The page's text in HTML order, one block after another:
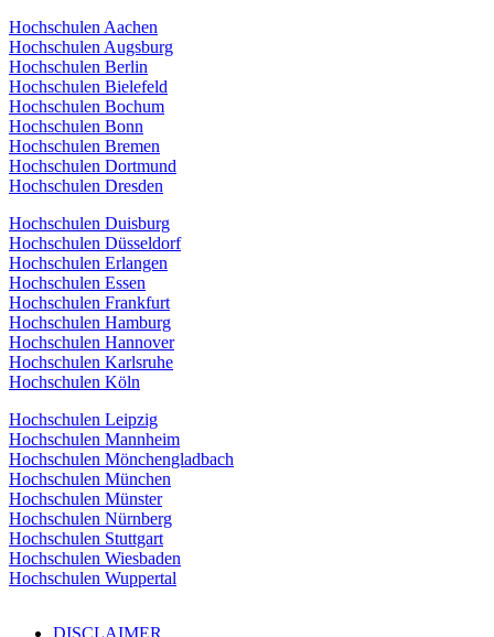
Hochschulen Aachen
Hochschulen Augsburg
Hochschulen Berlin
Hochschulen Bielefeld
Hochschulen Bochum
Hochschulen Bonn
Hochschulen Bremen
Hochschulen Dortmund
Hochschulen Dresden
Hochschulen Duisburg
Hochschulen Düsseldorf
Hochschulen Erlangen
Hochschulen Essen
Hochschulen Frankfurt
Hochschulen Hamburg
Hochschulen Hannover
Hochschulen Karlsruhe
Hochschulen Köln
Hochschulen Leipzig
Hochschulen Mannheim
Hochschulen Mönchengladbach
Hochschulen München
Hochschulen Münster
Hochschulen Nürnberg
Hochschulen Stuttgart
Hochschulen Wiesbaden
Hochschulen Wuppertal
DISCLAIMER